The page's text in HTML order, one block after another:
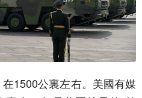
1500公裏左右。美國有媒